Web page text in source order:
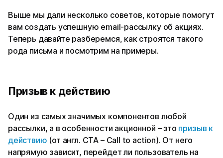
Выше мы дали несколько советов, которые помогут
вам создать успешную email-рассылку об акциях.
Теперь давайте разберемся, как строятся такого
рода письма и посмотрим на примеры.
Призыв к действию
Один из самых значимых компонентов любой
рассылки, а в особенности акционной – это призыв к
действию (от англ. CTA – Call to action). От него
напрямую зависит, перейдет ли пользователь на